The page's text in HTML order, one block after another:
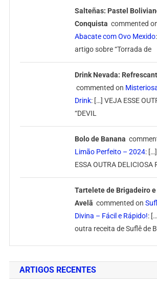
Salteñas: Pastel
Conquista commented
Abacate com Ovo Mexido
artigo sobre “Torrada de
Drink Nevada:
commented on
Drink: […] VEJA ESSE
“DEVIL
Bolo de Banana
Limão Perfeito – 2024:
ESSA OUTRA DELICIOSA
Tartelete de Brigadeiro
Avelã commented on
Divina – Fácil e Rápido!:
outra receita de Suflê de
ARTIGOS RECENTES